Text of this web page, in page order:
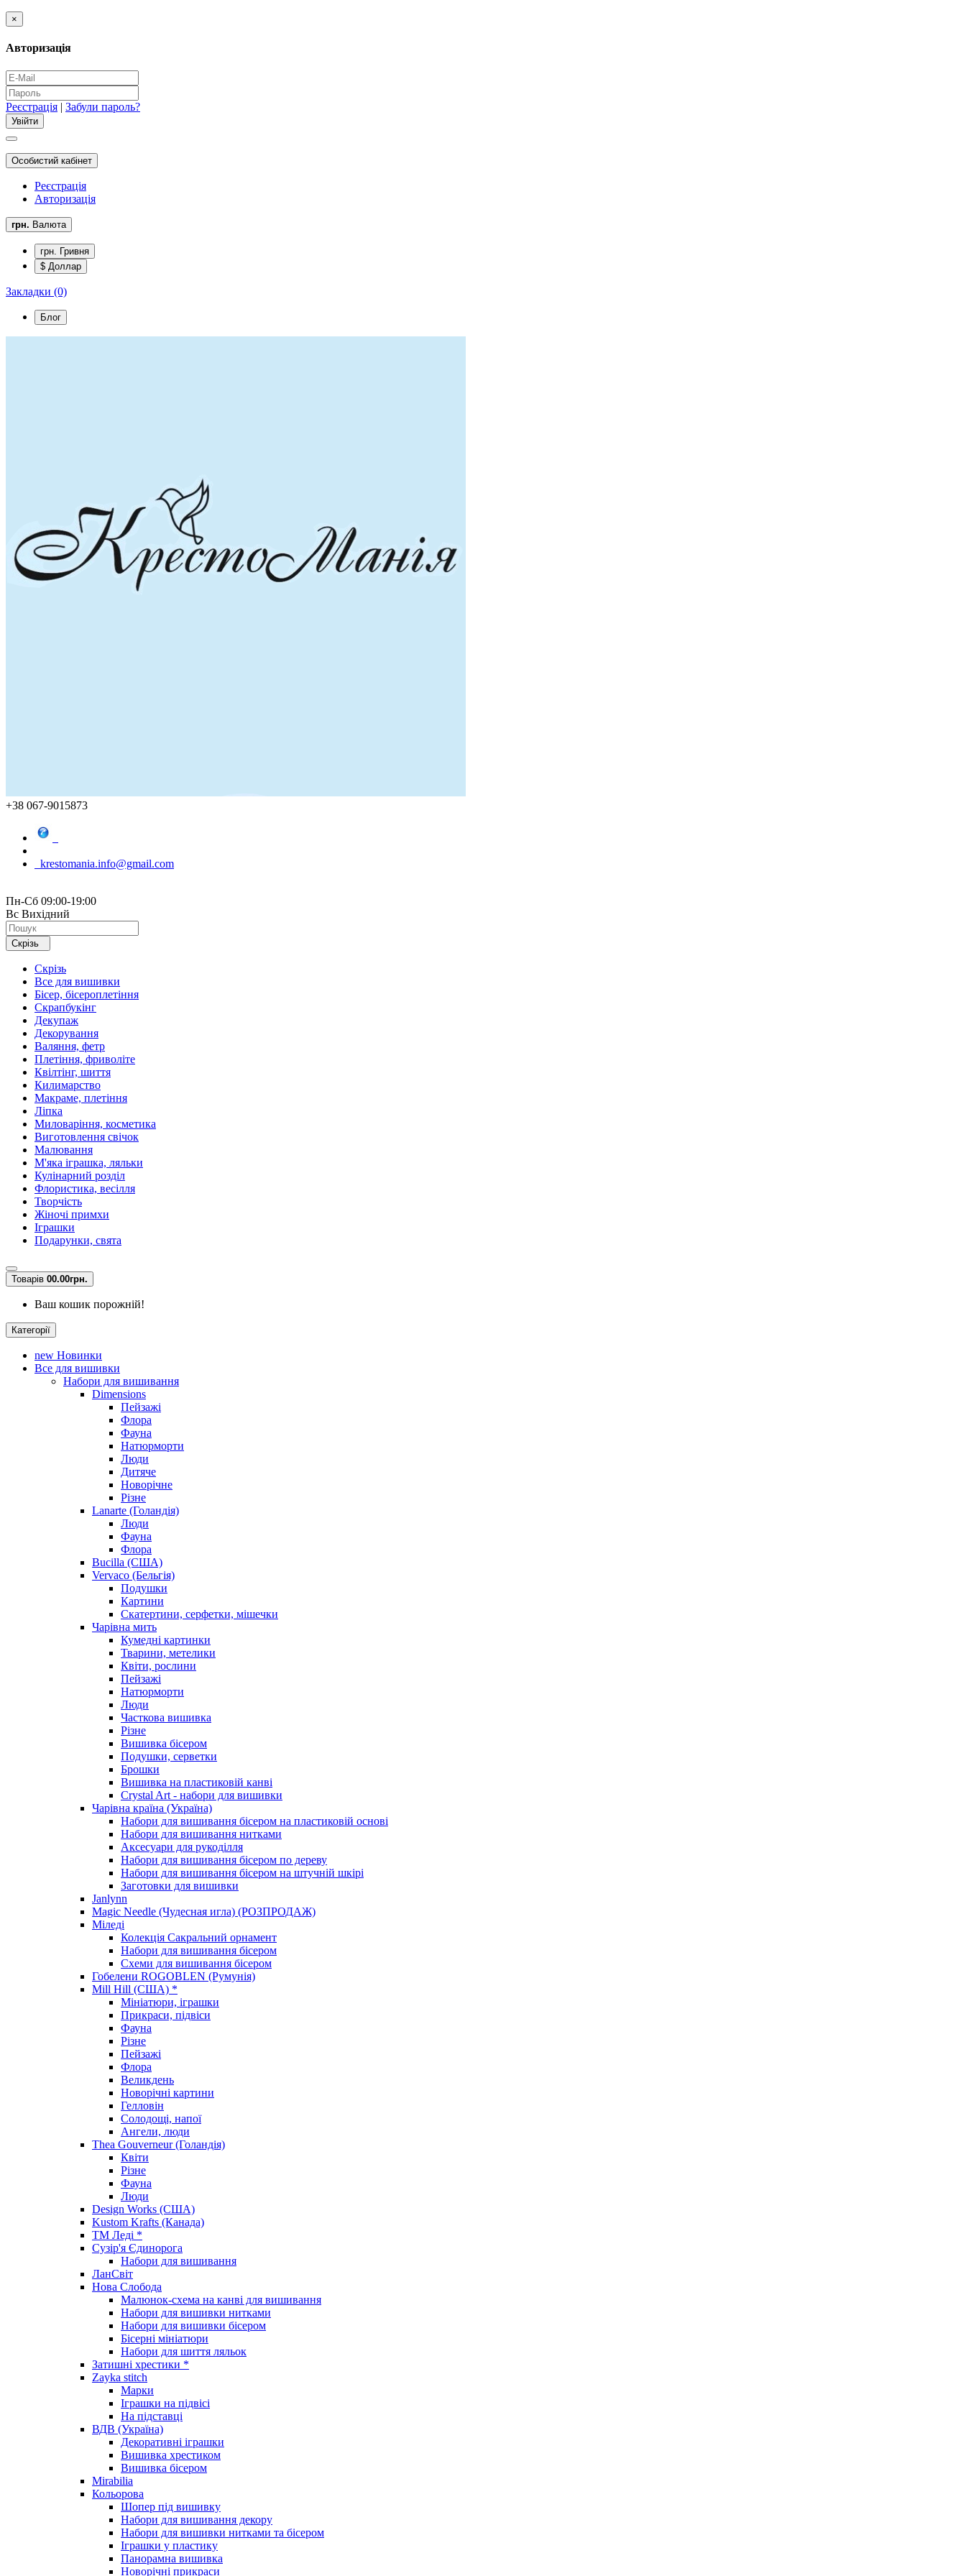
×
Авторизація
Реєстрація | Забули пароль?
Особистий кабінет
Реєстрація
Авторизація
грн. Валюта
грн. Гривня
$ Доллар
Закладки (0)
Блог
+38 067-9015873
krestomania.info@gmail.com
Пн-Сб 09:00-19:00
Вс Вихідний
Скрізь
Скрізь
Все для вишивки
Бісер, бісероплетіння
Скрапбукінг
Декупаж
Декорування
Валяння, фетр
Плетіння, фриволіте
Квілтінг, шиття
Килимарство
Макраме, плетіння
Ліпка
Миловаріння, косметика
Виготовлення свічок
Малювання
М'яка іграшка, ляльки
Кулінарний розділ
Флористика, весілля
Творчість
Жіночі примхи
Іграшки
Подарунки, свята
Товарів 00.00грн.
Ваш кошик порожній!
Категорії
new Новинки
Все для вишивки
Набори для вишивання
Dimensions
Пейзажі
Флора
Фауна
Натюрморти
Люди
Дитяче
Новорічне
Різне
Lanarte (Голандія)
Люди
Фауна
Флора
Bucilla (США)
Vervaco (Бельгія)
Подушки
Картини
Скатертини, серфетки, мішечки
Чарiвна мить
Кумедні картинки
Тварини, метелики
Квіти, рослини
Пейзажі
Натюрморти
Люди
Часткова вишивка
Різне
Вишивка бісером
Подушки, серветки
Брошки
Вишивка на пластиковій канві
Crystal Art - набори для вишивки
Чарівна країна (Україна)
Набори для вишивання бісером на пластиковій основі
Набори для вишивання нитками
Аксесуари для рукоділля
Набори для вишивання бісером по дереву
Набори для вишивання бісером на штучній шкірі
Заготовки для вишивки
Janlynn
Magic Needle (Чудесная игла) (РОЗПРОДАЖ)
Міледі
Колекція Сакральний орнамент
Набори для вишивання бісером
Схеми для вишивання бісером
Гобелени ROGOBLEN (Румунія)
Mill Hill (США) *
Мініатюри, іграшки
Прикраси, підвіси
Фауна
Різне
Пейзажі
Флора
Великдень
Новорічні картини
Гелловін
Солодощі, напої
Ангели, люди
Thea Gouverneur (Голандія)
Квіти
Різне
Фауна
Люди
Design Works (США)
Kustom Krafts (Канада)
ТМ Леді *
Сузір'я Єдинорога
Набори для вишивання
ЛанСвіт
Нова Слобода
Малюнок-схема на канві для вишивання
Набори для вишивки нитками
Набори для вишивки бісером
Бісерні мініатюри
Набори для шиття ляльок
Затишні хрестики *
Zayka stitch
Марки
Іграшки на підвісі
На підставці
ВДВ (Україна)
Декоративні іграшки
Вишивка хрестиком
Вишивка бісером
Mirabilia
Кольорова
Шопер під вишивку
Набори для вишивання декору
Набори для вишивки нитками та бісером
Іграшки у пластику
Панорамна вишивка
Новорічні прикраси